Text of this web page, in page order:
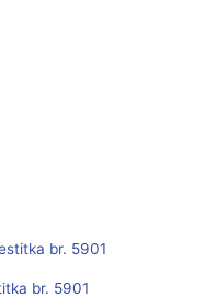
br. 5901